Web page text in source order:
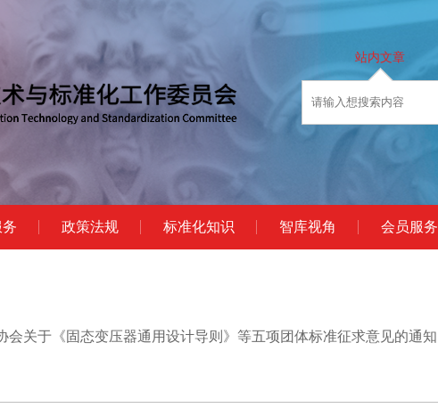
站内文章
政策法规 标准化知识 智库视角 会员服务
会关于《固态变压器通用设计导则》等五项团体标准征求意见的通知